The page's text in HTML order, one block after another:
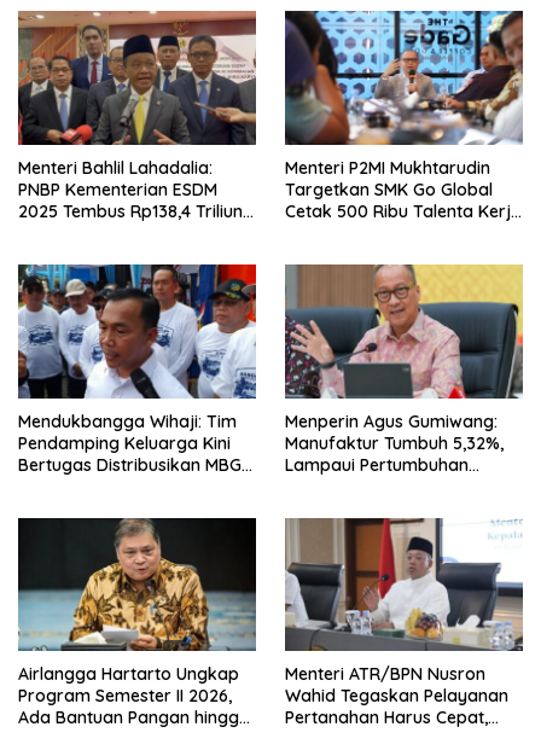
Menteri Bahlil Lahadalia:
PNBP Kementerian ESDM
2025 Tembus Rp138,4 Triliun,
Menteri P2MI Mukhtarudin
Targetkan SMK Go Global
Cetak 500 Ribu Talenta Kerja
Mendukbangga Wihaji: Tim
Pendamping Keluarga Kini
Bertugas Distribusikan MBG
Menperin Agus Gumiwang:
Manufaktur Tumbuh 5,32%,
Lampaui Pertumbuhan
Airlangga Hartarto Ungkap
Program Semester II 2026,
Ada Bantuan Pangan hingga
Menteri ATR/BPN Nusron
Wahid Tegaskan Pelayanan
Pertanahan Harus Cepat,